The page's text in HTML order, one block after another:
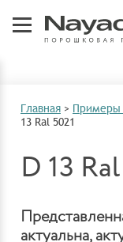
Главная > Примеры
13 Ral 5021
D 13
актуальна,